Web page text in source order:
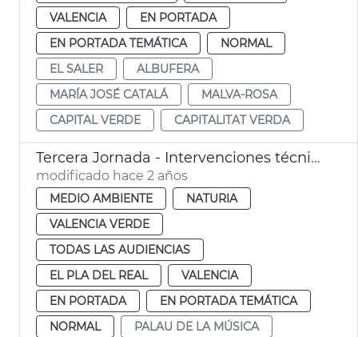
VALENCIA
EN PORTADA
EN PORTADA TEMÁTICA
NORMAL
EL SALER
ALBUFERA
MARÍA JOSÉ CATALÁ
MALVA-ROSA
CAPITAL VERDE
CAPITALITAT VERDA
Tercera Jornada - Intervenciones técnicos municipales
modificado hace 2 años
MEDIO AMBIENTE
NATURIA
VALENCIA VERDE
TODAS LAS AUDIENCIAS
EL PLA DEL REAL
VALENCIA
EN PORTADA
EN PORTADA TEMÁTICA
NORMAL
PALAU DE LA MÚSICA